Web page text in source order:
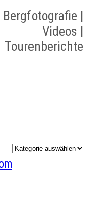
Bergfotografie |
Videos |
Tourenberichte
Kategorien